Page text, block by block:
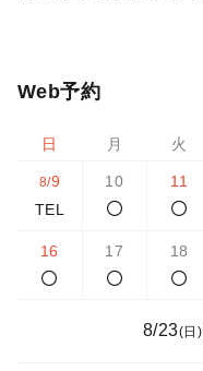
Web予約
日 月 火
8/9
TEL
10 11
16 17 18
8/23(日)